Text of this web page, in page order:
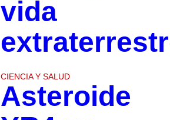
vida
CIENCIA Y SALUD
Asteroide